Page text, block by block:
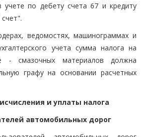
по дебету счета 67 и кредиту
ведомостях, машинограммах и
учета сумма налога на
- смазочных материалов должна
графу на основании расчетных
и уплаты налога
автомобильных дорог